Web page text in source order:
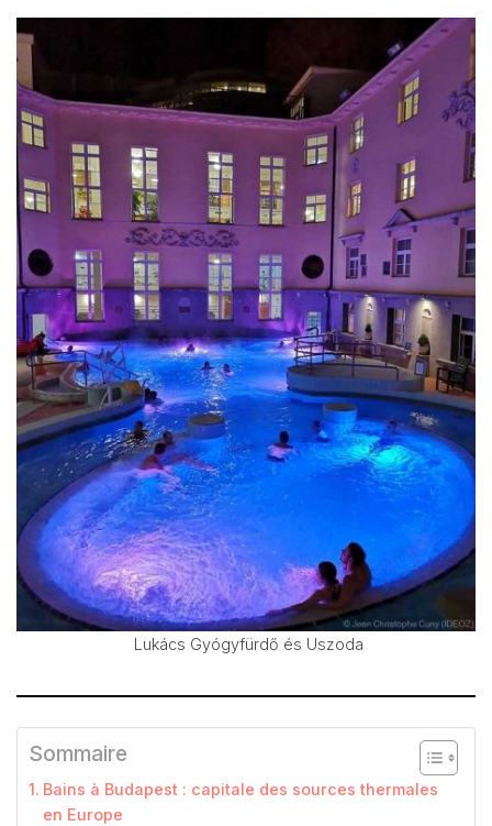
Lukács Gyógyfürdő és Uszoda
Sommaire
Bains à Budapest : capitale des sources thermales
en Europe